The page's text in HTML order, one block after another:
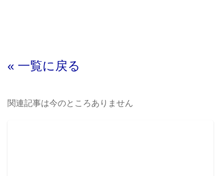
« 一覧に戻る
関連記事は今のところありません